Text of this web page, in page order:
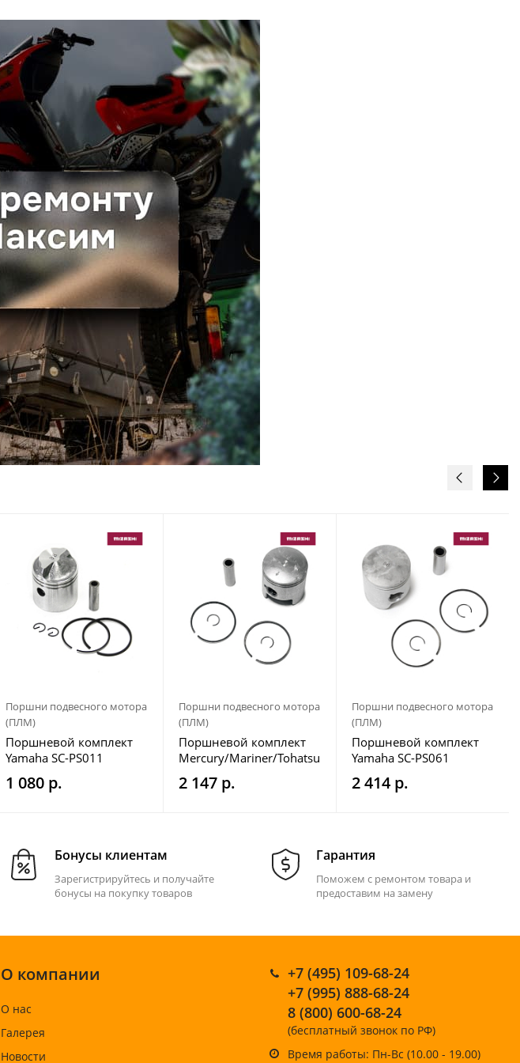
Поршни подвесного мотора
(ПЛМ)
Поршневой комплект
Yamaha SC-PS011
1 080 р.
Поршни подвесного мотора
(ПЛМ)
Поршневой комплект
Mercury/Mariner/Tohatsu
SC-PS131
2 147 р.
Поршни подвесного мотора
(ПЛМ)
Поршневой комплект
Yamaha SC-PS061
2 414 р.
Бонусы клиентам
Зарегистрируйтесь и получайте
бонусы на покупку товаров
Гарантия
Поможем с ремонтом товара и
предоставим на замену
О компании
О нас
Галерея
Новости
+7 (495) 109-68-24
+7 (995) 888-68-24
8 (800) 600-68-24
(бесплатный звонок по РФ)
Время работы: Пн-Вс (10.00 - 19.00)